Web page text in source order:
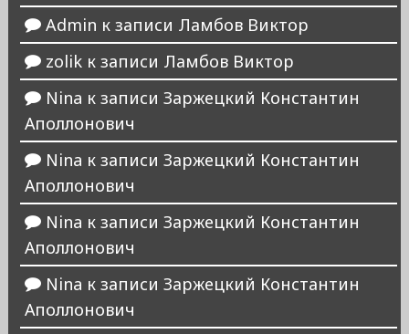
Admin к записи Ламбов Виктор
zolikк записи Ламбов Виктор
Nina к записи Заржецкий Константин
Аполлонович
Nina к записи Заржецкий Константин
Аполлонович
Nina к записи Заржецкий Константин
Аполлонович
Nina к записи Заржецкий Константин
Аполлонович